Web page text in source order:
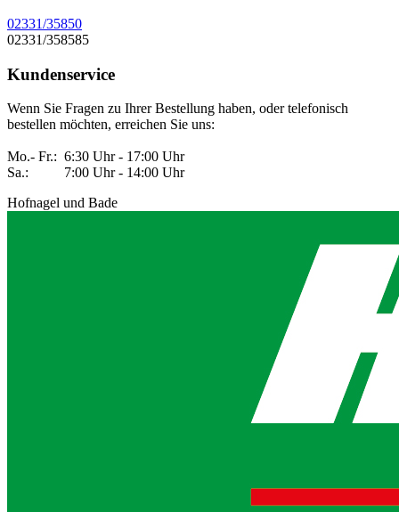
02331/35850
02331/358585
Kundenservice
Wenn Sie Fragen zu Ihrer Bestellung haben, oder telefonisch
bestellen möchten, erreichen Sie uns:
Mo.- Fr.: 6:30 Uhr - 17:00 Uhr
Sa.: 7:00 Uhr - 14:00 Uhr
Hofnagel und Bade